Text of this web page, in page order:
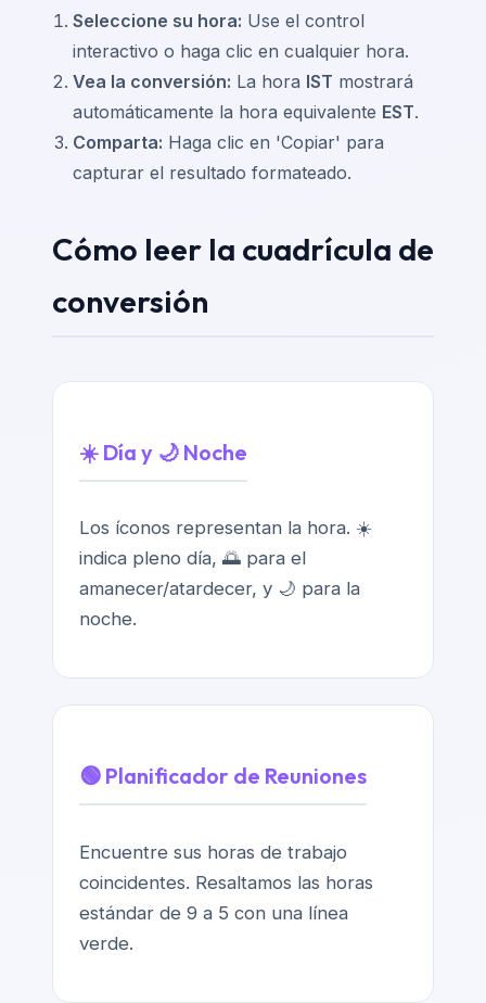
Seleccione su hora: Use el control
interactivo o haga clic en cualquier hora.
Vea la conversión: La hora IST mostrará
automáticamente la hora equivalente EST.
Comparta: Haga clic en 'Copiar' para
capturar el resultado formateado.
Cómo leer la cuadrícula de
conversión
☀️ Día y 🌙 Noche
Los íconos representan la hora. ☀️
indica pleno día, 🌅 para el
amanecer/atardecer, y 🌙 para la
noche.
🟢 Planificador de Reuniones
Encuentre sus horas de trabajo
coincidentes. Resaltamos las horas
estándar de 9 a 5 con una línea
verde.